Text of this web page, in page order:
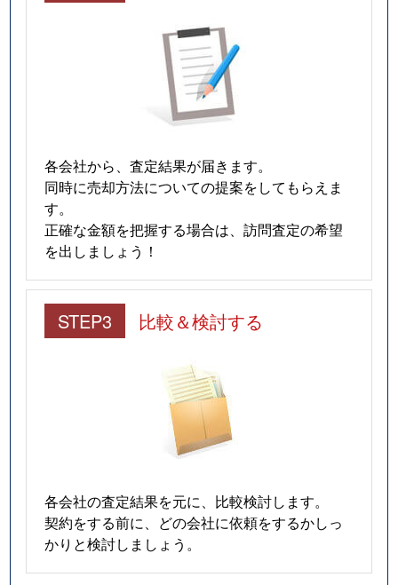
各会社から、査定結果が届きます。
同時に売却方法についての提案をしてもらえま
す。
正確な金額を把握する場合は、訪問査定の希望
を出しましょう！
STEP3 比較＆検討する
各会社の査定結果を元に、比較検討します。
契約をする前に、どの会社に依頼をするかしっ
かりと検討しましょう。